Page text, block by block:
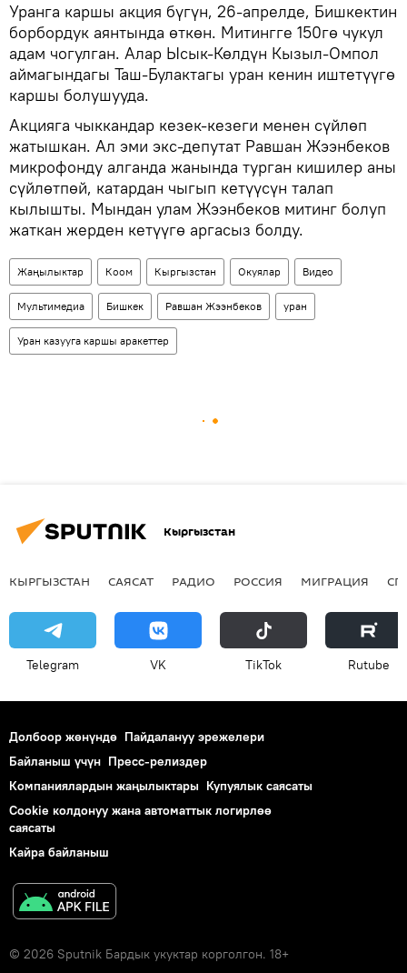
Уранга каршы акция бүгүн, 26-апрелде, Бишкектин
борбордук аянтында өткөн. Митингге 150гө чукул
адам чогулган. Алар Ысык-Көлдүн Кызыл-Омпол
аймагындагы Таш-Булактагы уран кенин иштетүүгө
каршы болушууда.
Акцияга чыккандар кезек-кезеги менен сүйлөп
жатышкан. Ал эми экс-депутат Равшан Жээнбеков
микрофонду алганда жанында турган кишилер аны
сүйлөтпөй, катардан чыгып кетүүсүн талап
кылышты. Мындан улам Жээнбеков митинг болуп
жаткан жерден кетүүгө аргасыз болду.
Жаңылыктар Коом Кыргызстан Окуялар Видео
Мультимедиа Бишкек Равшан Жээнбеков уран
Уран казууга каршы аракеттер
Кыргызстан
КЫРГЫЗСТАН САЯСАТ РАДИО РОССИЯ МИГРАЦИЯ
Telegram VK ТikТоk Rutube
Долбоор жөнүндө Пайдалануу эрежелери
Байланыш үчүн Пресс-релиздер
Компаниялардын жаңылыктары Купуялык саясаты
Cookie колдонуу жана автоматтык логирлөө
саясаты
Кайра байланыш
© 2026 Sputnik Бардык укуктар корголгон. 18+